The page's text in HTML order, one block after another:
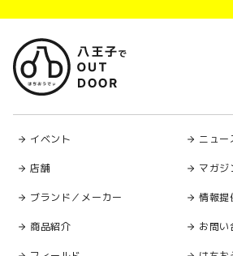
イベント
店舗
ブランド／メーカー
商品紹介
ニュー
マガジ
情報提
お問い